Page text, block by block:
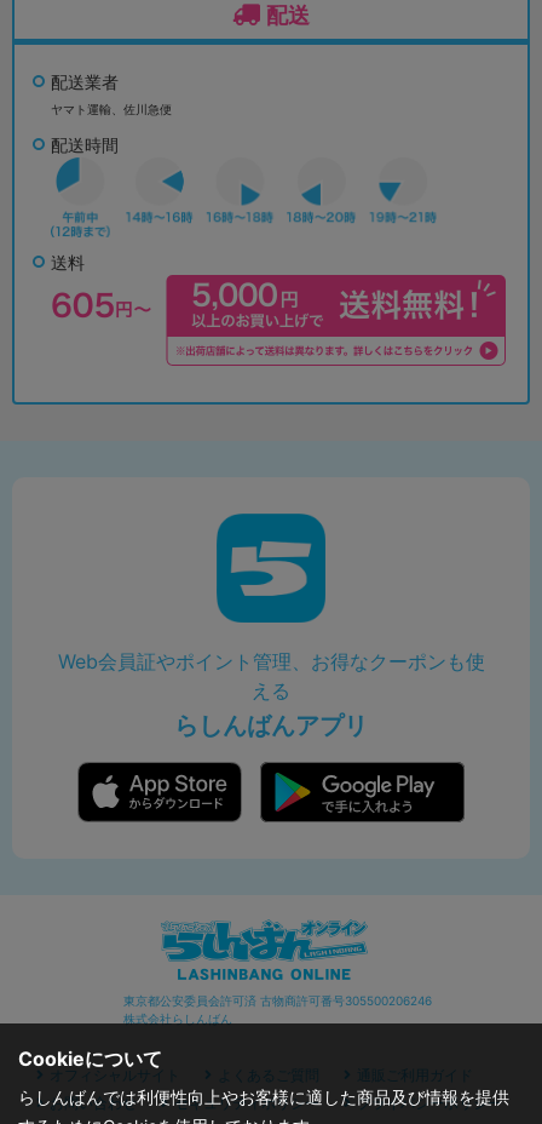
配送
配送業者
ヤマト運輸、佐川急便
配送時間
送料
Web会員証やポイント管理、お得なクーポンも使
える
らしんばんアプリ
東京都公安委員会許可済 古物商許可番号305500206246
株式会社らしんばん
オフィシャルサイト よくあるご質問
通販ご利用ガイド
お問い合わせ
セキュリティポリシー
プライバシーポリシー
Cookieについて
らしんばんでは利便性向上やお客様に適した商品及び情報を提供